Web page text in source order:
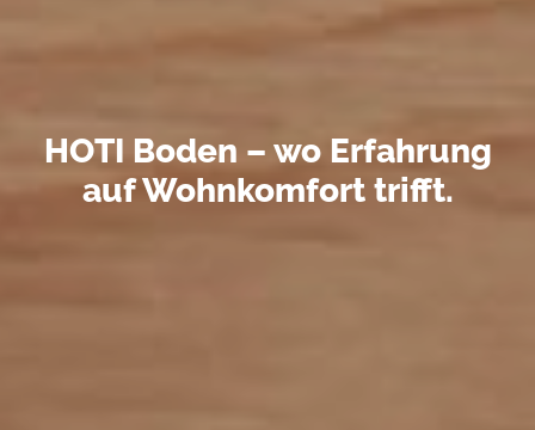
HOTI Boden – wo Erfahrung
auf Wohnkomfort trifft.